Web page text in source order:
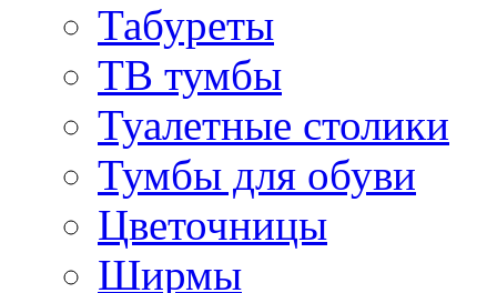
Табуреты
ТВ тумбы
Туалетные столики
Тумбы для обуви
Цветочницы
Ширмы